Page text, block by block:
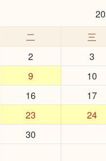
二 三
2 3
9 10
16 17
23 24
30